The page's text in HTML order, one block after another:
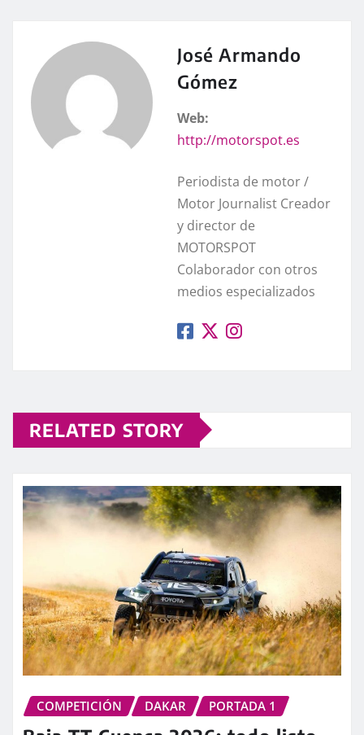
José Armando
Gómez
Web:
http://motorspot.es
Periodista de motor /
Motor Journalist Creador
y director de
MOTORSPOT
Colaborador con otros
medios especializados
RELATED STORY
COMPETICIÓN DAKAR PORTADA 1